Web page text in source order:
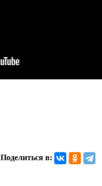
Поделиться в: